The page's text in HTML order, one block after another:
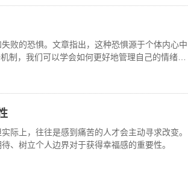
败的恐惧。文章指出，这种恐惧源于个体内心中
制，我们可以学会如何更好地管理自己的情绪，
际上，往往是感到痛苦的人才会主动寻求改变。
、树立个人边界对于获得幸福感的重要性。